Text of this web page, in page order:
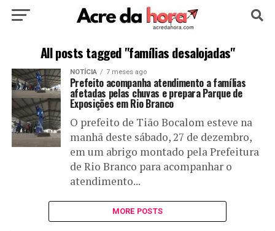
HOME POLÍTICA CULTURA ESPORTE
EDUCAÇÃO NOTÍCIA MUNDO
All posts tagged "famílias desalojadas"
NOTÍCIA 7 meses ago
Prefeito acompanha atendimento a famílias
afetadas pelas chuvas e prepara Parque de
Exposições em Rio Branco
O prefeito de Tião Bocalom esteve na
manhã deste sábado, 27 de dezembro,
em um abrigo montado pela Prefeitura
de Rio Branco para acompanhar o
atendimento...
MORE POSTS